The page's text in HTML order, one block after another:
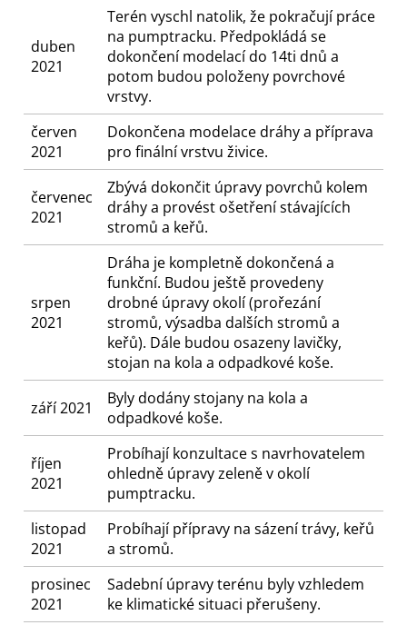
duben
2021
Terén vyschl natolik, že pokračují práce
na pumptracku. Předpokládá se
dokončení modelací do 14ti dnů a
potom budou položeny povrchové
vrstvy.
červen
2021
Dokončena modelace dráhy a příprava
pro finální vrstvu živice.
červenec
2021
Zbývá dokončit úpravy povrchů kolem
dráhy a provést ošetření stávajících
stromů a keřů.
srpen
2021
Dráha je kompletně dokončená a
funkční. Budou ještě provedeny
drobné úpravy okolí (prořezání
stromů, výsadba dalších stromů a
keřů). Dále budou osazeny lavičky,
stojan na kola a odpadkové koše.
září 2021
Byly dodány stojany na kola a
odpadkové koše.
říjen
2021
Probíhají konzultace s navrhovatelem
ohledně úpravy zeleně v okolí
pumptracku.
listopad
2021
Probíhají přípravy na sázení trávy, keřů
a stromů.
prosinec
2021
Sadební úpravy terénu byly vzhledem
ke klimatické situaci přerušeny.